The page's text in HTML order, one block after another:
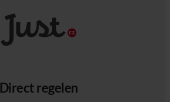
Direct regelen